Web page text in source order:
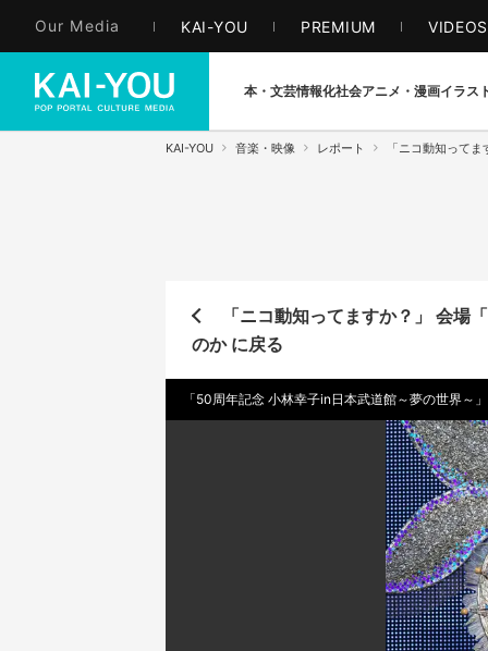
Our Media KAI-YOU PREMIUM VIDEOS
本・文芸情報化社会アニメ・漫画イラス
KAI-YOU 音楽・映像 レポート 「ニコ動知って
「ニコ動知ってますか？」 会場
のか に戻る
「50周年記念 小林幸子in日本武道館～夢の世界